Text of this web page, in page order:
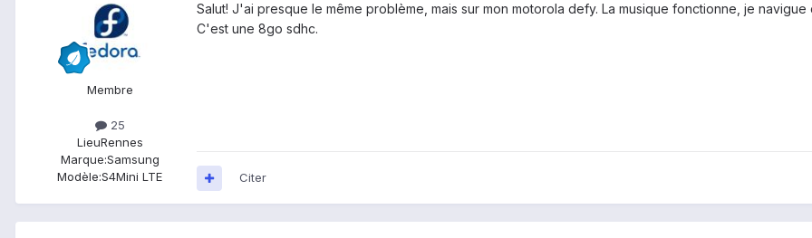
Membre
25
LieuRennes
Marque:Samsung
Modèle:S4Mini LTE
Salut! J'ai presque le même problème, mais sur mon motorola defy. La musique fonctionne, je
C'est une 8go sdhc.
Citer